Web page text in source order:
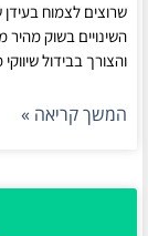
שרוצים לצמוח
השינויים בשוק מהיר
והצורך בבידול
המשך קריאה »